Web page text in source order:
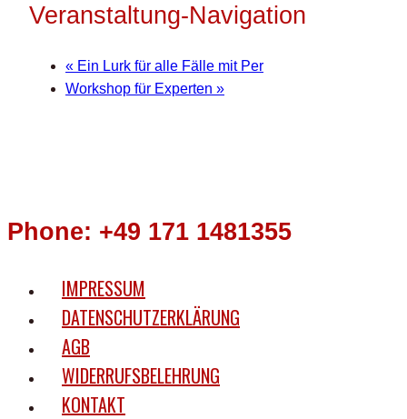
Veranstaltung-Navigation
« Ein Lurk für alle Fälle mit Per
Workshop für Experten »
Phone: +49 171 1481355
IMPRESSUM
DATENSCHUTZERKLÄRUNG
AGB
WIDERRUFSBELEHRUNG
KONTAKT